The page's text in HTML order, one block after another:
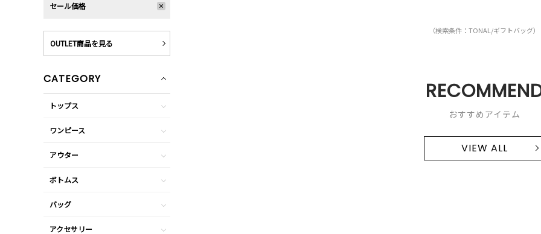
（検索条件：TONAL/ギフトバッグ）
おすすめアイテム
VIEW ALL
セール価格
OUTLET商品を見る
CATEGORY
トップス
ワンピース
アウター
ボトムス
バッグ
アクセサリー